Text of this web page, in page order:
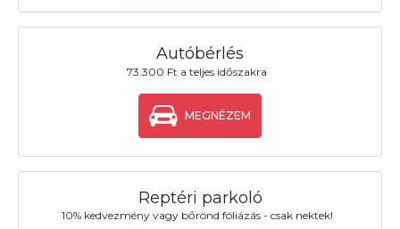
Autóbérlés
73.300 Ft a teljes időszakra
MEGNÉZEM
Reptéri parkoló
10% kedvezmény vagy bőrönd fóliázás - csak nektek!